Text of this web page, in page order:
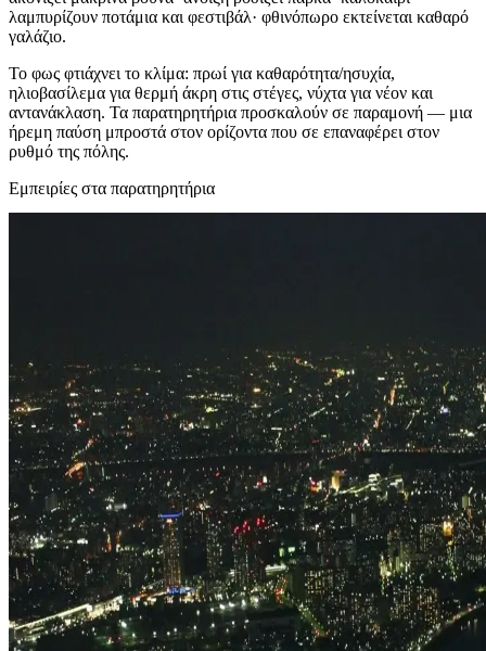
λαμπυρίζουν ποτάμια και φεστιβάλ· φθινόπωρο εκτείνεται καθαρό
γαλάζιο.
Το φως φτιάχνει το κλίμα: πρωί για καθαρότητα/ησυχία,
ηλιοβασίλεμα για θερμή άκρη στις στέγες, νύχτα για νέον και
αντανάκλαση. Τα παρατηρητήρια προσκαλούν σε παραμονή — μια
ήρεμη παύση μπροστά στον ορίζοντα που σε επαναφέρει στον
ρυθμό της πόλης.
Εμπειρίες στα παρατηρητήρια